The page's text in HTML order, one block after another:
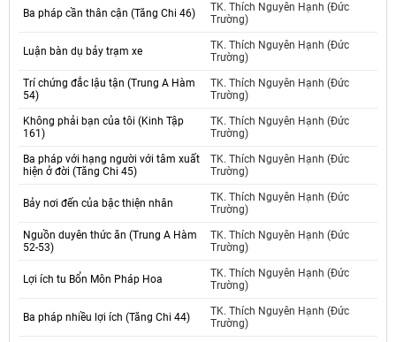
Ba pháp cần thân cận (Tăng Chi 46)
TK. Thích Nguyên Hạnh (Đức
Trường)
Luận bàn dụ bảy trạm xe
TK. Thích Nguyên Hạnh (Đức
Trường)
Trí chứng đắc lậu tận (Trung A Hàm
54)
TK. Thích Nguyên Hạnh (Đức
Trường)
Không phải bạn của tôi (Kinh Tập
161)
TK. Thích Nguyên Hạnh (Đức
Trường)
Ba pháp với hạng người với tâm xuất
hiện ở đời (Tăng Chi 45)
TK. Thích Nguyên Hạnh (Đức
Trường)
Bảy nơi đến của bậc thiện nhân
TK. Thích Nguyên Hạnh (Đức
Trường)
Nguồn duyên thức ăn (Trung A Hàm
52-53)
TK. Thích Nguyên Hạnh (Đức
Trường)
Lợi ích tu Bổn Môn Pháp Hoa
TK. Thích Nguyên Hạnh (Đức
Trường)
Ba pháp nhiều lợi ích (Tăng Chi 44)
TK. Thích Nguyên Hạnh (Đức
Trường)